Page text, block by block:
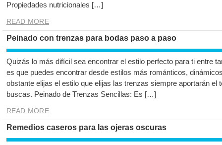
Propiedades nutricionales […]
READ MORE
Peinado con trenzas para bodas paso a paso
Quizás lo más difícil sea encontrar el estilo perfecto para ti entre
es que puedes encontrar desde estilos más románticos,
obstante elijas el estilo que elijas las trenzas siempre aportarán el
buscas. Peinado de Trenzas Sencillas: Es […]
READ MORE
Remedios caseros para las ojeras oscuras